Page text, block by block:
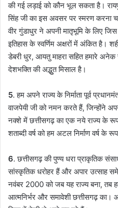
की गई लड़ाई को कौन भूल सकता है।
सिंह जी का इस अवसर पर स्मरण करना
वीर गुंडाधुर ने अपनी मातृभूमि के लिए जिस
इतिहास के स्वर्णिम अक्षरों में अंकित है।
डेबरी धुर, आयतु माहरा सहित हमारे अनेक
देशभक्ति की अद्भुुत मिसाल है।
5. हम अपने राज्य के निर्माता पूर्व
वाजपेयी जी को नमन करते हैं, जिन्होंने
नक्शे में छत्तीसगढ़ का एक नये राज्य के
शताब्दी वर्ष को हम अटल निर्माण वर्ष के
6. छत्तीसगढ़ की पुण्य धरा प्राकृतिक
सांस्कृतिक धरोहर हैं और अपार उत्साह
नवंबर 2000 को जब यह राज्य बना, तब
आत्मनिर्भर और समावेशी छत्तीसगढ़